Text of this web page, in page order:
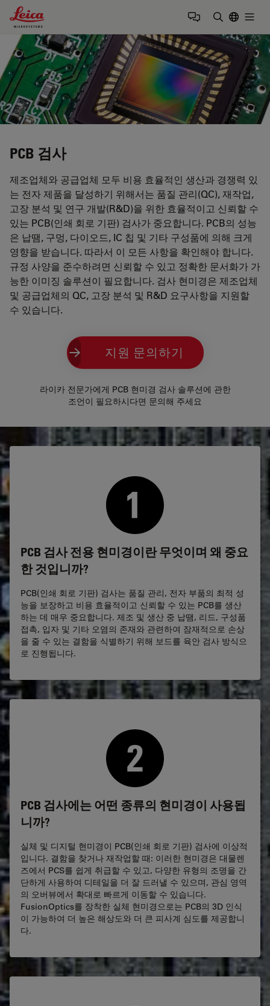
Leica Microsystems Logo
PCB 검사
제조업체와 공급업체 모두 비용 효율적인 생산과 경쟁력 있
는 전자 제품을 달성하기 위해서는 품질 관리(QC), 재작업,
고장 분석 및 연구 개발(R&D)을 위한 효율적이고 신뢰할 수
있는 PCB(인쇄 회로 기판) 검사가 중요합니다. PCB의 성능
은 납땜, 구멍, 다이오드, IC 칩 및 기타 구성품에 의해 크게
영향을 받습니다. 따라서 이 모든 사항을 확인해야 합니다.
규정 사양을 준수하려면 신뢰할 수 있고 정확한 문서화가 가
능한 이미징 솔루션이 필요합니다. 검사 현미경은 제조업체
및 공급업체의 QC, 고장 분석 및 R&D 요구사항을 지원할
수 있습니다.
지원 문의하기
라이카 전문가에게 PCB 현미경 검사 솔루션에 관한
조언이 필요하시다면 문의해 주세요
PCB 검사 전용 현미경이란 무엇이며 왜 중요
한 것입니까?
PCB(인쇄 회로 기판) 검사는 품질 관리, 전자 부품의 최적 성
능을 보장하고 비용 효율적이고 신뢰할 수 있는 PCB를 생산
하는 데 매우 중요합니다. 제조 및 생산 중 납땜, 리드, 구성품
접촉, 입자 및 기타 오염의 존재와 관련하여 잠재적으로 손상
을 줄 수 있는 결함을 식별하기 위해 보드를 육안 검사 방식으
로 진행됩니다.
PCB 검사에는 어떤 종류의 현미경이 사용됩
니까?
실체 및 디지털 현미경이 PCB(인쇄 회로 기판) 검사에 이상적
입니다. 결함을 찾거나 재작업할 때: 이러한 현미경은 대물렌
즈에서 PCS를 쉽게 취급할 수 있고, 다양한 유형의 조명을 간
단하게 사용하여 디테일을 더 잘 드러낼 수 있으며, 관심 영역
의 오버뷰에서 확대로 빠르게 이동할 수 있습니다.
FusionOptics를 장착한 실체 현미경으로는 PCB의 3D 인식
이 가능하여 더 높은 해상도와 더 큰 피사계 심도를 제공합니
다.